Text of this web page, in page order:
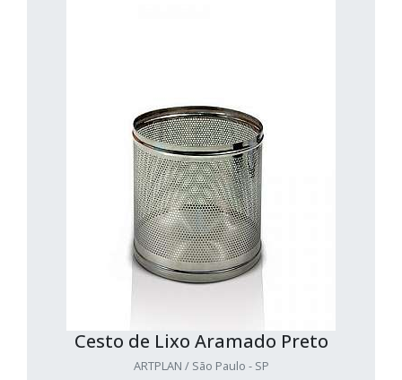
Cesto de Lixo Aramado Preto
ARTPLAN / São Paulo - SP